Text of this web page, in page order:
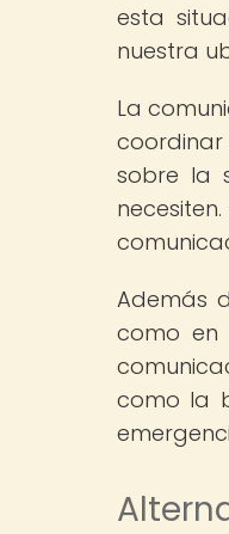
esta
nuestra
La
sobre la
Además
como en
como la